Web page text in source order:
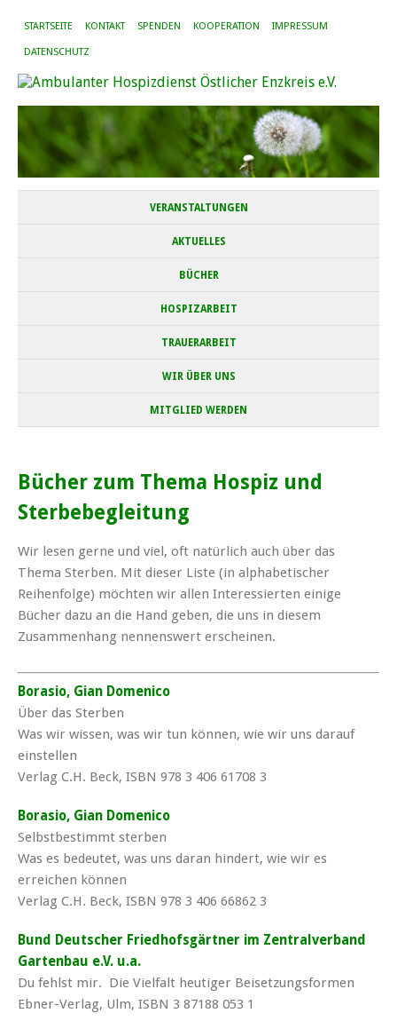
STARTSEITE KONTAKT SPENDEN KOOPERATION IMPRESSUM
DATENSCHUTZ
VERANSTALTUNGEN
AKTUELLES
BÜCHER
HOSPIZARBEIT
TRAUERARBEIT
WIR ÜBER UNS
MITGLIED WERDEN
Bücher zum Thema Hospiz und
Sterbebegleitung
Wir lesen gerne und viel, oft natürlich auch über das
Thema Sterben. Mit dieser Liste (in alphabetischer
Reihenfolge) möchten wir allen Interessierten einige
Bücher dazu an die Hand geben, die uns in diesem
Zusammenhang nennenswert erscheinen.
Borasio, Gian Domenico
Über das Sterben
Was wir wissen, was wir tun können, wie wir uns darauf
einstellen
Verlag C.H. Beck, ISBN 978 3 406 61708 3
Borasio, Gian Domenico
Selbstbestimmt sterben
Was es bedeutet, was uns daran hindert, wie wir es
erreichen können
Verlag C.H. Beck, ISBN 978 3 406 66862 3
Bund Deutscher Friedhofsgärtner im Zentralverband
Gartenbau e.V. u.a.
Du fehlst mir. Die Vielfalt heutiger Beisetzungsformen
Ebner-Verlag, Ulm, ISBN 3 87188 053 1